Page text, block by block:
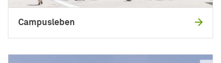
Campusleben